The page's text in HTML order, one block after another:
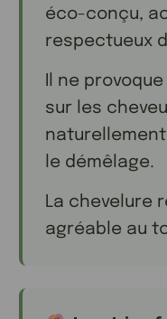
éco-conçu,
respectueux
Il ne
sur les
le démêlage.
La chevelure
agréable au